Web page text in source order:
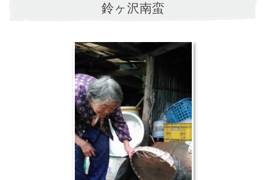
鈴ヶ沢南蛮